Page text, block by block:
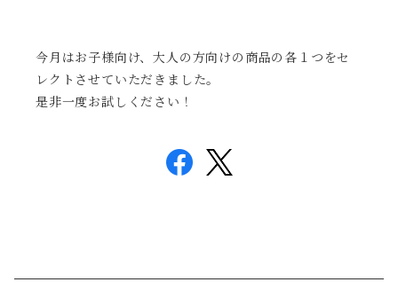
今月はお子様向け、大人の方向けの商品の各１つをセ
レクトさせていただきました。
是非一度お試しください！